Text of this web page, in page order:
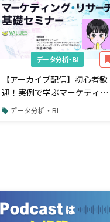
データ分析・BI
【アーカイブ配信】初心者歓
迎！実例で学ぶマーケティン
グ・リサーチ基礎セミナー
データ分析・BI